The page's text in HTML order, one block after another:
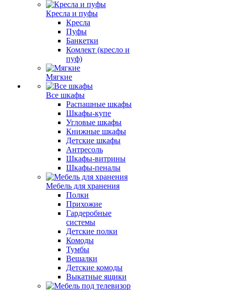
Кресла и пуфы
Кресла
Пуфы
Банкетки
Комлект (кресло и
пуф)
Мягкие
Все шкафы
Распашные шкафы
Шкафы-купе
Угловые шкафы
Книжные шкафы
Детские шкафы
Антресоль
Шкафы-витрины
Шкафы-пеналы
Мебель для хранения
Полки
Прихожие
Гардеробные
системы
Детские полки
Комоды
Тумбы
Вешалки
Детские комоды
Выкатные ящики